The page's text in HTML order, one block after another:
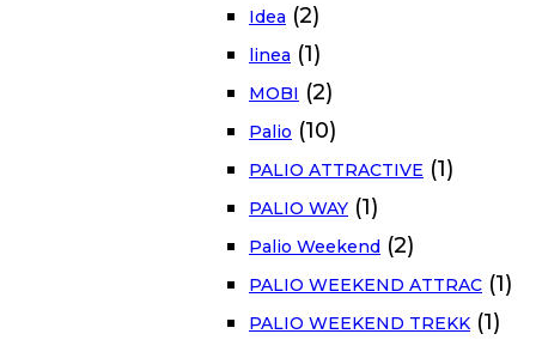
Idea (2)
linea (1)
MOBI (2)
Palio (10)
PALIO ATTRACTIVE (1)
PALIO WAY (1)
Palio Weekend (2)
PALIO WEEKEND ATTRAC (1)
PALIO WEEKEND TREKK (1)